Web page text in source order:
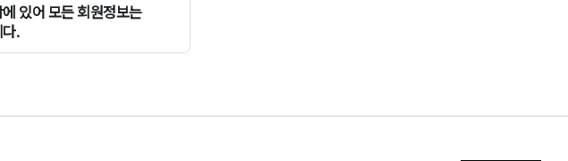
있어 모든 회원정보는
.